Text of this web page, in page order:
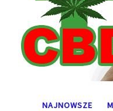
NAJNOWSZE